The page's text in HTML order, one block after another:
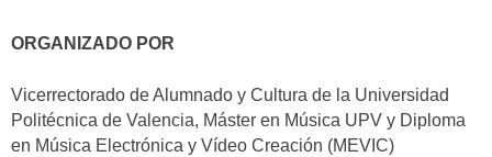
ORGANIZADO POR
Vicerrectorado de Alumnado y Cultura de la Universidad
Politécnica de Valencia, Máster en Música UPV y Diploma
en Música Electrónica y Vídeo Creación (MEVIC)